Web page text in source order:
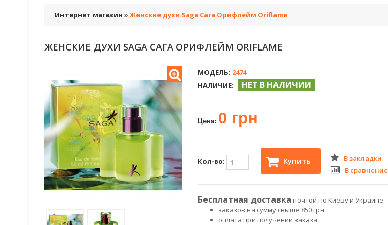
Интернет магазин » Женские духи Saga Сага Орифлейм Oriflame
ЖЕНСКИЕ ДУХИ SAGA САГА ОРИФЛЕЙМ ORIFLAME
МОДЕЛЬ: 2474
НАЛИЧИЕ:
НЕТ В НАЛИЧИИ
Цена: 0 грн
Кол-во: Купить
В закладки
В сравнение
Бесплатная доставка почтой по Киеву и Украине
заказов на сумму свыше 850 грн
оплата при получении заказа